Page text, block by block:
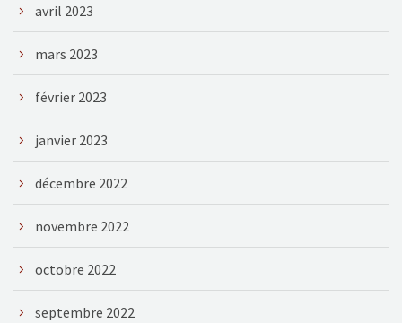
avril 2023
mars 2023
février 2023
janvier 2023
décembre 2022
novembre 2022
octobre 2022
septembre 2022